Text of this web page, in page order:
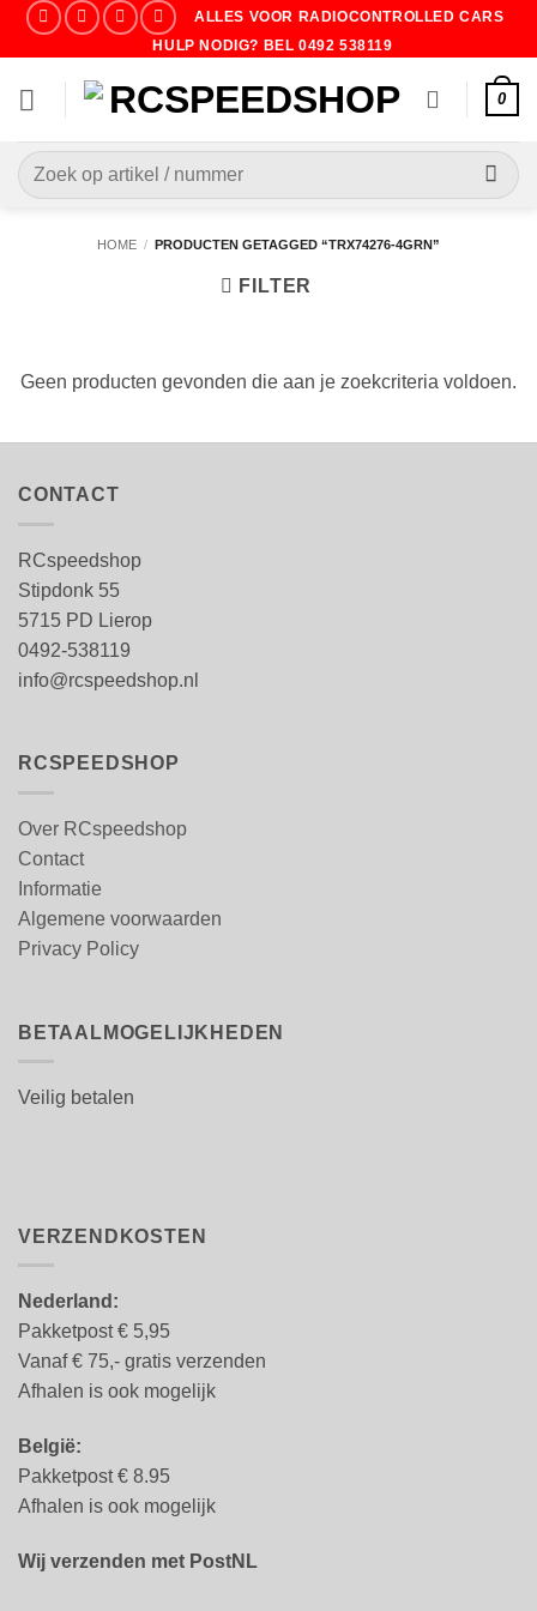
ALLES VOOR RADIOCONTROLLED CARS
HULP NODIG? BEL 0492 538119
0
Zoeken
naar:
HOME / PRODUCTEN GETAGGED “TRX74276-4GRN”
FILTER
Geen producten gevonden die aan je zoekcriteria voldoen.
CONTACT
RCspeedshop
Stipdonk 55
5715 PD Lierop
0492-538119
info@rcspeedshop.nl
RCSPEEDSHOP
Over RCspeedshop
Contact
Informatie
Algemene voorwaarden
Privacy Policy
BETAALMOGELIJKHEDEN
Veilig betalen
VERZENDKOSTEN
Nederland:
Pakketpost € 5,95
Vanaf € 75,- gratis verzenden
Afhalen is ook mogelijk
België:
Pakketpost € 8.95
Afhalen is ook mogelijk
Wij verzenden met PostNL